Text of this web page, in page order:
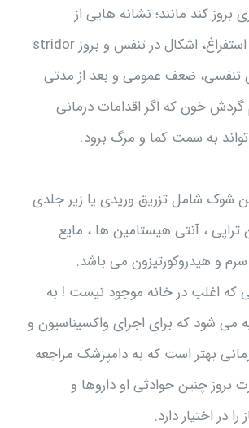
کند مانند؛ نشانه هایی از
اضطراب، اسهال، استفراغ، اشکال در تنفس و بروز stridor
ضعف عمومی و بعد از مدتی
گردش خون که اگر اقدامات درمانی
به سمت کما و مرگ برود.
شوک شامل تزریق وریدی یا زیر جلدی
تراپی ، آنتی هیستامین ها ، مایع
و هیدروکورتیزون می باشد.
که اغلب در خانه موجود نیست ! به
می شود که برای اجرای واکسیناسیون و
بهتر است که به دامپزشک مراجعه
بروز چنین حوادثی او داروها و
در اختیار دارد.